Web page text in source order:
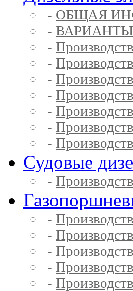
- ОБЩАЯ
-
-
-
-
-
-
-
-
Судовые
-
-
-
-
-
-